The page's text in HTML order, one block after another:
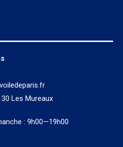
Les Mureaux
: 9h00—19h00